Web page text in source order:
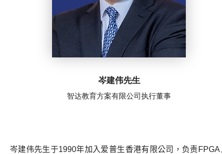
岑建伟先生
智达教育方案有限公司执行董事
岑建伟先生于1990年加入爱普生香港有限公司， 负责FPGA